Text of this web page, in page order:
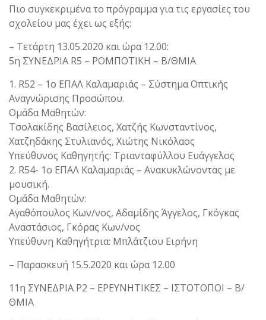
Πιο συγκεκριμένα το πρόγραμμα για τις εργασίες του
σχολείου μας έχει ως εξής:
– Τετάρτη 13.05.2020 και ώρα 12.00:
5η ΣΥΝΕΔΡΙΑ R5 – ΡΟΜΠΟΤΙΚΗ – Β/ΘΜΙΑ
1. R52 – 1ο ΕΠΑΛ Καλαμαριάς – Σύστημα Οπτικής
Αναγνώρισης Προσώπου.
Ομάδα Μαθητών:
Τσολακίδης Βασίλειος, Χατζής Κωνσταντίνος,
Χατζηδάκης Στυλιανός, Χιώτης Νικόλαος
Υπεύθυνος Καθηγητής: Τριανταφύλλου Ευάγγελος
2. R54- 1ο ΕΠΑΛ Καλαμαριάς – Ανακυκλώνοντας με
μουσική.
Ομάδα Μαθητών:
Αγαθόπουλος Κων/νος, Αδαμίδης Άγγελος, Γκόγκας
Αναστάσιος, Γκόρας Κων/νος
Υπεύθυνη Καθηγήτρια: Μπλάτζιου Ειρήνη
– Παρασκευή 15.5.2020 και ώρα 12.00
11η ΣΥΝΕΔΡΙΑ P2 – ΕΡΕΥΝΗΤΙΚΕΣ – ΙΣΤΟΤΟΠΟΙ – Β/
ΘΜΙΑ